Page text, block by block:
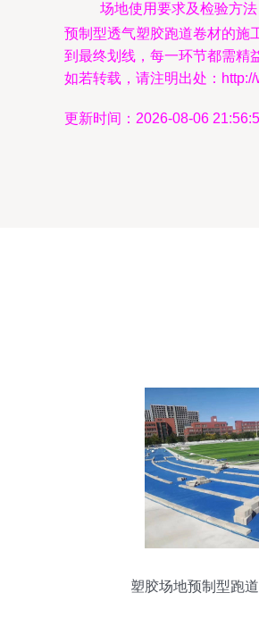
场地使用要求及检验方
预制型透气塑胶跑道卷材的施
到最终划线，每一环节都需精
如若转载，请注明出处：
更新时间：2026-08-06
塑胶场地预制型跑